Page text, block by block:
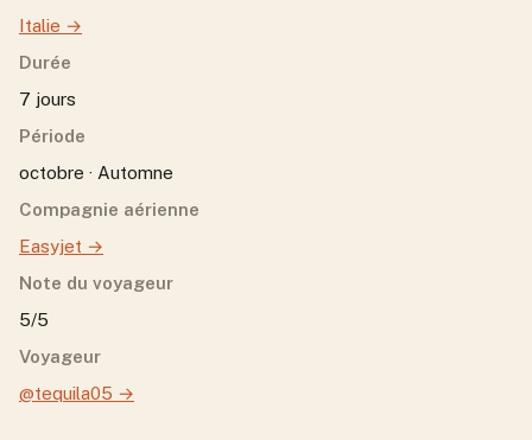
Italie →
Durée
7 jours
Période
octobre · Automne
Compagnie aérienne
Easyjet →
Note du voyageur
5/5
Voyageur
@tequila05 →